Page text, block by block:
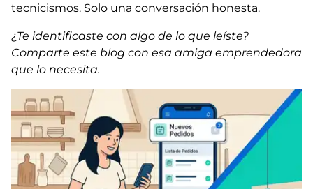
tecnicismos. Solo una conversación honesta.
¿Te identificaste con algo de lo que leíste?
Comparte este blog con esa amiga emprendedora
que lo necesita.